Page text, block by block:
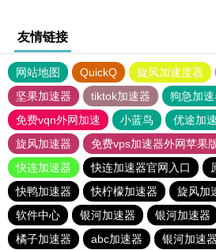
友情链接
网站地图 QuickQ 旋风加速度器
坚果加速器
tiktok加速器
狗急加
免费vqn外网加速
小蓝鸟 优途加
旋风加速器
免费vps加速器外网苹果
快连加速器
快连加速器官网入口
快鸭加速器
快柠檬加速器 旋风加
软件中心
银河加速器 银河加速器
橘子加速器
abc加速器 银河加速器